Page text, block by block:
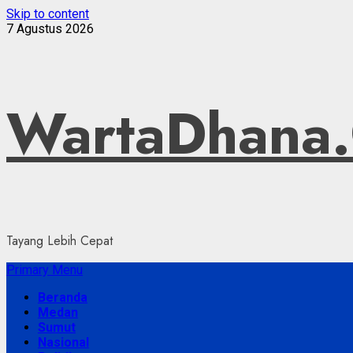
Skip to content
7 Agustus 2026
Tayang Lebih Cepat
Primary Menu
Beranda
Medan
Sumut
Nasional